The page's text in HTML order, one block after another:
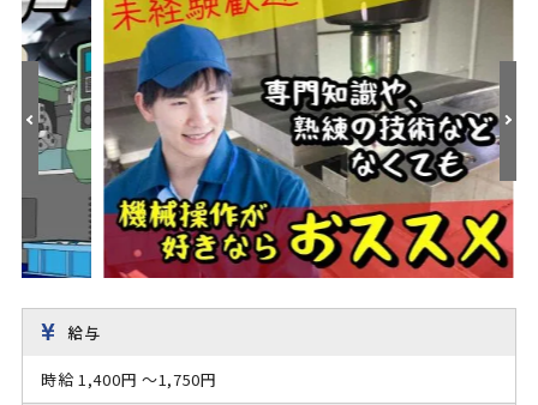
給与
時給 1,400円 ～1,750円